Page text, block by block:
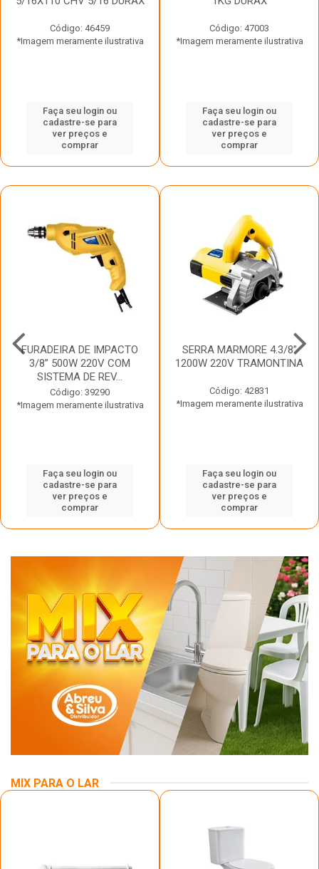
Código: 46459
*Imagem meramente ilustrativa
Faça seu login ou
cadastre-se para
ver preços e
comprar
Código: 47003
*Imagem meramente ilustrativa
Faça seu login ou
cadastre-se para
ver preços e
comprar
FURADEIRA DE IMPACTO
3/8” 500W 220V COM
SISTEMA DE REV...
Código: 39290
*Imagem meramente ilustrativa
Faça seu login ou
cadastre-se para
ver preços e
comprar
SERRA MARMORE 4.3/8”
1200W 220V TRAMONTINA
Código: 42831
*Imagem meramente ilustrativa
Faça seu login ou
cadastre-se para
ver preços e
comprar
MIX PARA O LAR